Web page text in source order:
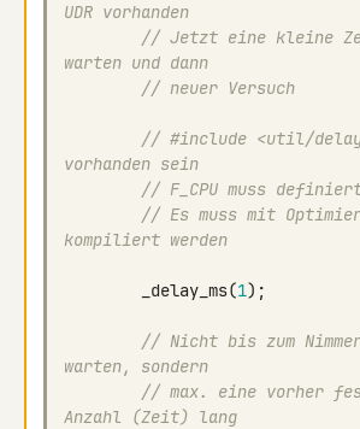
UDR vorhanden
// Jetzt eine kleine
warten und dann
// neuer Versuch
// #include <util/
vorhanden sein
// F_CPU muss
// Es muss mit
kompiliert werden
_delay_ms(1);
// Nicht bis zum
warten, sondern
// max. eine vorher
Anzahl (Zeit) lang